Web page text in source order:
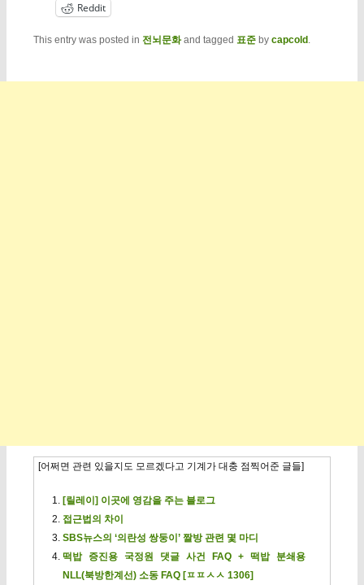
Reddit
This entry was posted in 전뇌문화and tagged 표준by capcold .
[어쩌면 관련 있을지도 모르겠다고 기계가 대충 점찍어준 글들]
[릴레이] 이곳에 영감을 주는 블로그
접근법의 차이
SBS뉴스의 ‘의란성 쌍둥이’ 짤방 관련 몇 마디
떡밥 증진용 국정원 댓글 사건 FAQ + 떡밥 분쇄용
NLL(북방한계선) 소동 FAQ [ㅍㅍㅅㅅ 1306]